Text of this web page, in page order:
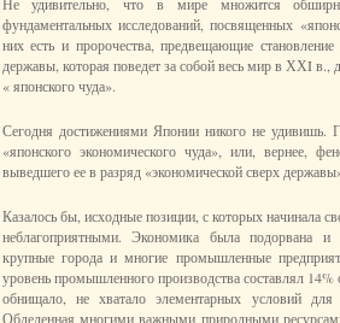
фундаментальных исследований, посвященных
них есть и пророчества, предвещающие
державы, которая поведет за собой весь мир в ХХI в.,
« японского чуда».
Сегодня достижениями Японии никого не удивишь.
«японского экономического чуда», или, вернее,
выведшего ее в разряд «экономической сверх
Казалось бы, исходные позиции, с которых начинала
неблагоприятными. Экономика была подорвана и
крупные города и многие промышленные
уровень промышленного производства составлял
обнищало, не хватало элементарных условий
Обделенная многими важными природными